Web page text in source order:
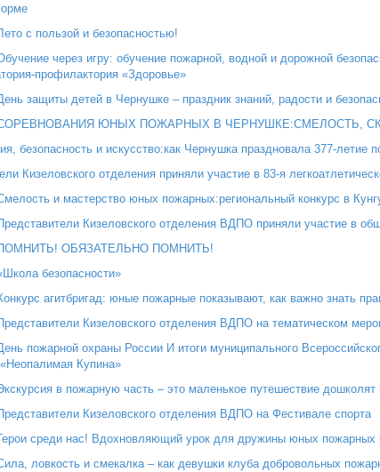
с пользой и безопасностью!
через игру: обучение пожарной, водной и дорожной
профилактория «Здоровье»
защиты детей в Чернушке – праздник знаний, радости и
СОРЕВНОВАНИЯ ЮНЫХ ПОЖАРНЫХ В ЧЕРНУШКЕ:СМЕЛОСТЬ,
безопасность и искусство:как Чернушка праздновала 377-летие
Кизеловского отделения приняли участие в 83-я
и мастерство юных пожарных:региональный конкурс в
Кизеловского отделения ВДПО приняли участие в
ПОМНИТЬ! ОБЯЗАТЕЛЬНО ПОМНИТЬ!
безопасности»
агитбригад: юные пожарные показывают, как важно знать
Кизеловского отделения ВДПО на тематическом
пожарной охраны России И итоги муниципального
Купина»
в пожарную часть – это маленькое путешествие
Кизеловского отделения ВДПО на Фестивале спорта
среди нас! Вдохновляющий урок для дружины юных пожарных
ловкость и смекалка – как девушки клуба добровольных